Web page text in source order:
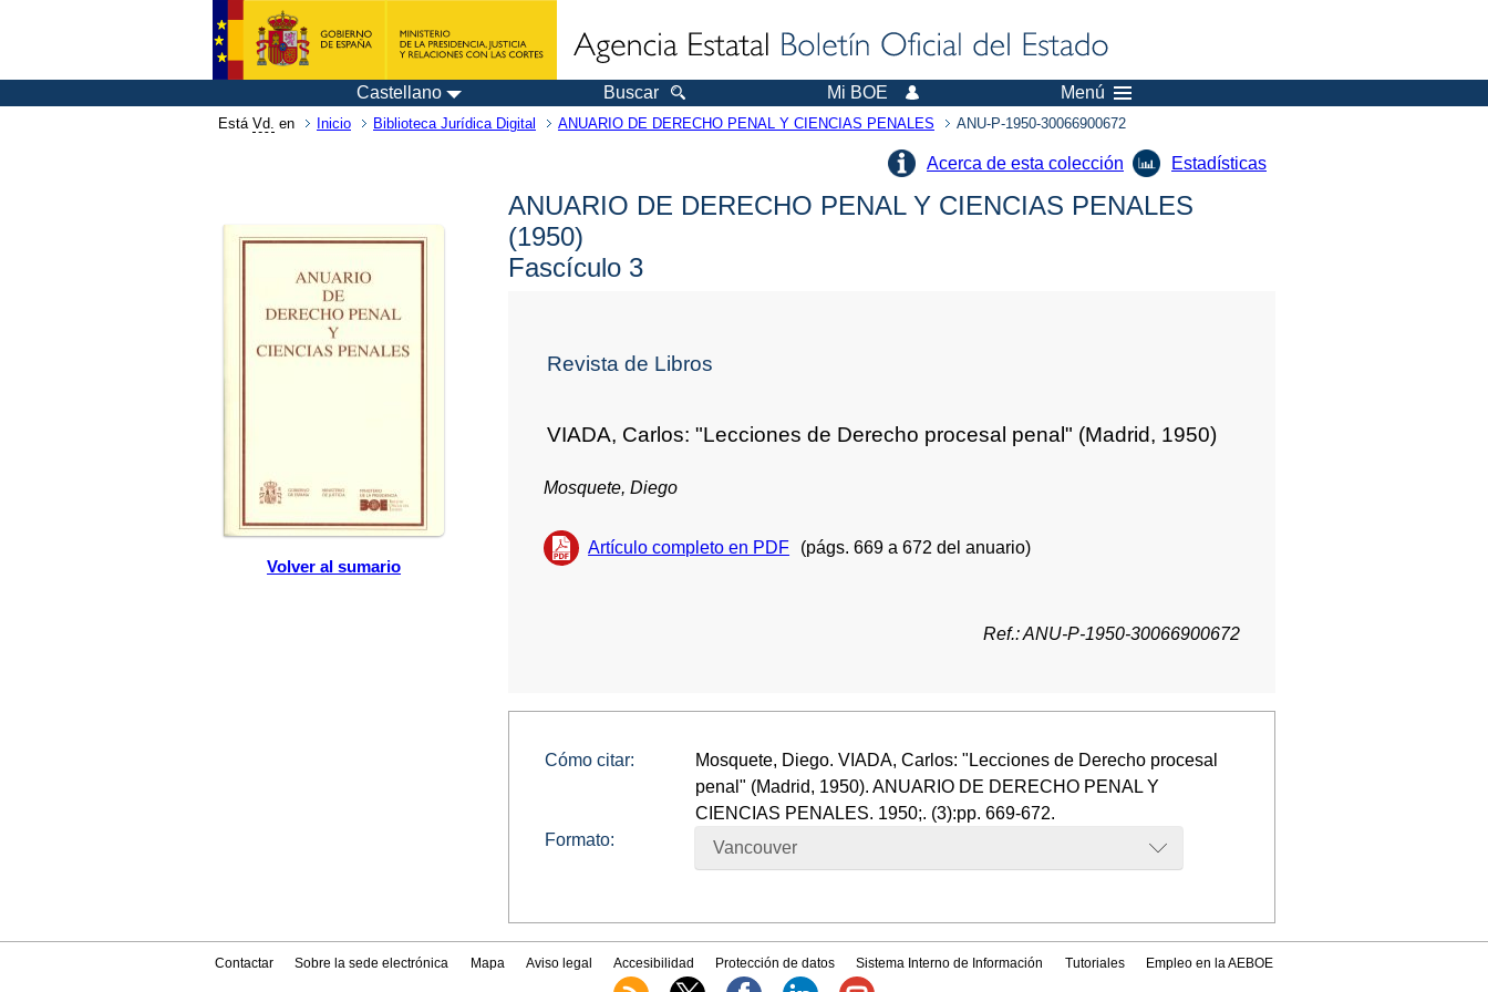
Castellano Buscar Mi BOE Menú
Está Vd. en Inicio Biblioteca Jurídica Digital ANUARIO DE DERECHO PENAL Y CIENCIAS PENALES ANU-P-1950-30066900672
Acerca de esta colección Estadísticas
Volver al sumario
ANUARIO DE DERECHO PENAL Y CIENCIAS PENALES
(1950)
Fascículo 3
Revista de Libros
VIADA, Carlos: "Lecciones de Derecho procesal penal" (Madrid, 1950)
Mosquete, Diego
Artículo completo en PDF (págs. 669 a 672 del anuario)
Ref.: ANU-P-1950-30066900672
Cómo citar:
Mosquete, Diego. VIADA, Carlos: "Lecciones de Derecho procesal
penal" (Madrid, 1950). ANUARIO DE DERECHO PENAL Y
CIENCIAS PENALES. 1950;. (3):pp. 669-672.
Formato:
Vancouver
Contactar Sobre la sede electrónica Mapa Aviso legal Accesibilidad Protección de datos Sistema Interno de Información Tutoriales Empleo en la AEBOE